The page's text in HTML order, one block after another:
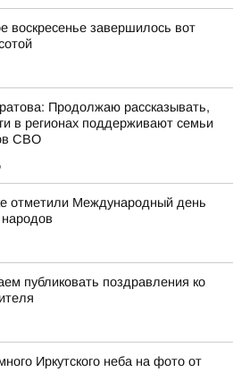
воскресенье завершилось вот
Продолжаю рассказывать,
в регионах поддерживают семьи
СВО
отметили Международный день
публиковать поздравления ко
Иркутского неба на фото от